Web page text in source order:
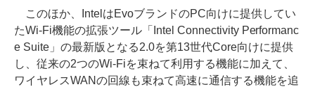
このほか、IntelはEvoブランドのPC向けに提供してい
たWi-Fi機能の拡張ツール「Intel Connectivity Performanc
e Suite」の最新版となる2.0を第13世代Core向けに提供
し、従来の2つのWi-Fiを束ねて利用する機能に加えて、
ワイヤレスWANの回線も束ねて高速に通信する機能を追